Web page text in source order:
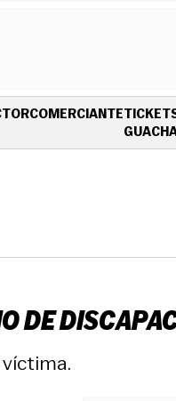
COMERCIANTE
DE